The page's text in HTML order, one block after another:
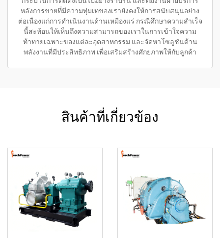
หลังการขายที่มีความทุ่มเทของเรายังคงให้การสนับสนุนอย่าง
ต่อเนื่องแก่การดำเนินงานด้านเหมืองแร่ กรณีศึกษาความสำเร็จ
นี้สะท้อนให้เห็นถึงความสามารถของเราในการเข้าใจความ
ท้าทายเฉพาะของแต่ละอุตสาหกรรม และจัดหาโซลูชันด้าน
พลังงานที่มีประสิทธิภาพ เพื่อเสริมสร้างศักยภาพให้กับลูกค้า
สินค้าที่เกี่ยวข้อง